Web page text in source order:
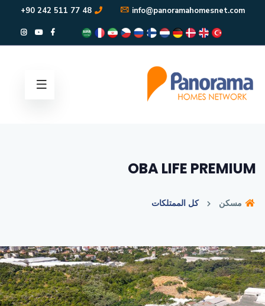
info@panoramahomesnet.com
48 77 511 242 90+
OBA LIFE PREMIUM
مسكن كل الممتلكات